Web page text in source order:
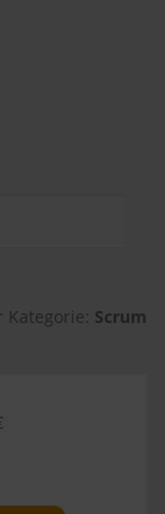
Kategorie: Scrum